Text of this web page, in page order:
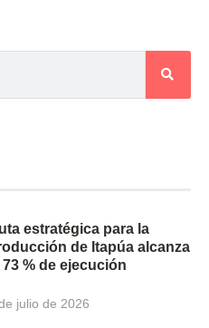
estratégica para la
de Itapúa alcanza
73 % de ejecución
julio de 2026